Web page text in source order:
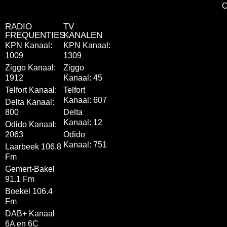
RADIO
FREQUENTIES
KPN Kanaal:
1009
Ziggo Kanaal:
1912
Telfort Kanaal:
Delta Kanaal:
800
Odido Kanaal:
2063
Laarbeek 106.8
Fm
Gemert-Bakel
91.1 Fm
Boekel 106.4
Fm
DAB+ Kanaal
6A en 6C
TV
KANALEN
KPN Kanaal:
1309
Ziggo
Kanaal: 45
Telfort
Kanaal: 607
Delta
Kanaal: 12
Odido
Kanaal: 751